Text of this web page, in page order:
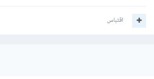
اقتباس